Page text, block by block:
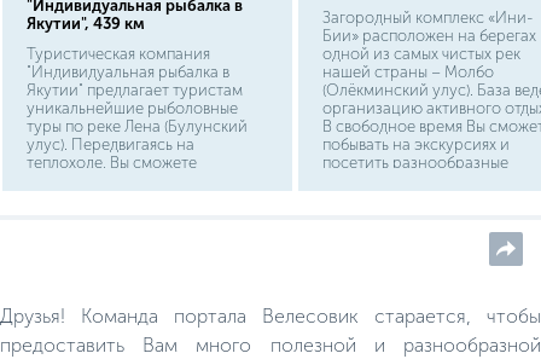
"Индивидуальная рыбалка в
Якутии", 439 км
Туристическая компания
"Индивидуальная рыбалка в
Якутии" предлагает туристам
уникальнейшие рыболовные
туры по реке Лена (Булунский
улус). Передвигаясь на
теплоходе, Вы сможете
Загородный комплекс «Ини-
Бии» расположен на берегах
одной из самых чистых рек
нашей страны – Молбо
(Олёкминский улус). База
организацию активного
В свободное время Вы
побывать на экскурсиях и
посетить разнообразные
Друзья! Команда портала Велесовик старается, чтобы
предоставить Вам много полезной и разнообразной